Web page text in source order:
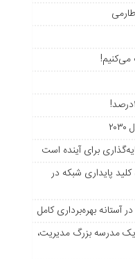
می‌کنیم!
برای آینده است
پایداری شبکه در
یک مدرسه بزرگ مدیریت،